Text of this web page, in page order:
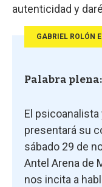
autenticidad y
GABRIEL ROLÓN
Palabra
El
presentará su
sábado 29 de
Antel Arena de
nos incita a